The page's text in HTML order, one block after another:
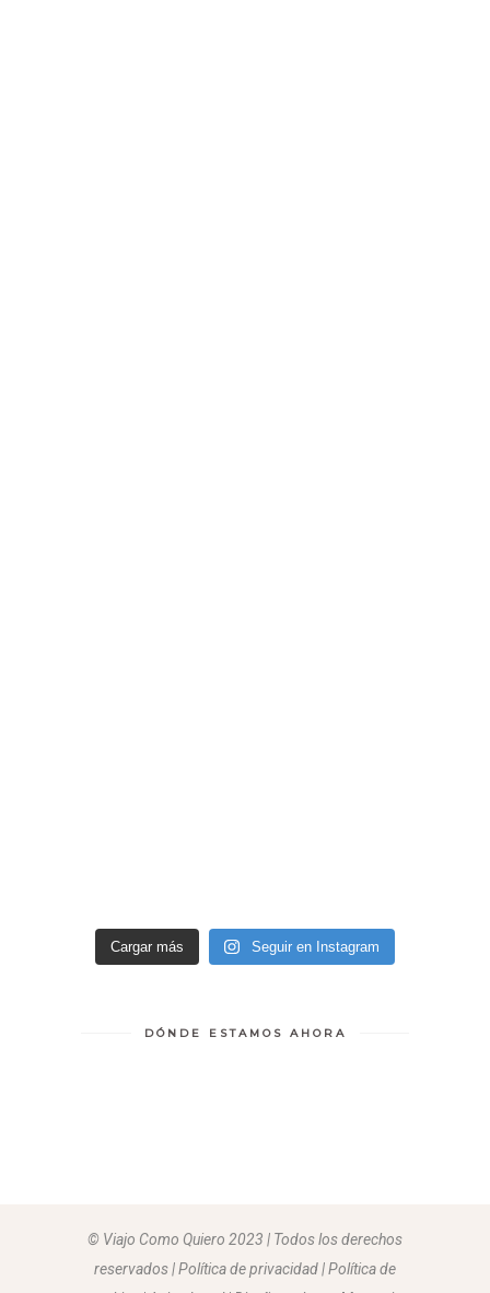
Cargar más Seguir en Instagram
DÓNDE ESTAMOS AHORA
© Viajo Como Quiero 2023 | Todos los derechos
reservados | Política de privacidad | Política de